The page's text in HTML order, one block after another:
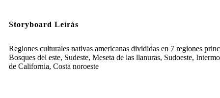
Storyboard Leírás
Regiones culturales nativas americanas divididas en 7 regiones
Bosques del este, Sudeste, Meseta de las llanuras, Sudoeste,
de California, Costa noroeste